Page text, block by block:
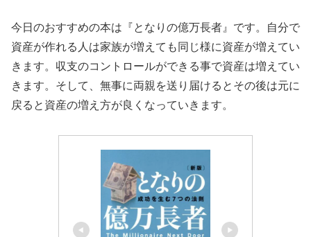
今日のおすすめの本は『となりの億万長者』です。自分で
資産が作れる人は家族が増えても同じ様に資産が増えてい
きます。収支のコントロールができる事で資産は増えてい
きます。そして、無事に両親を送り届けるとその後は元に
戻ると資産の増え方が良くなっていきます。